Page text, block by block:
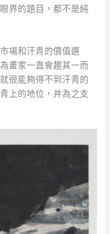
界的題目，都不是純
場和汗青的價值選
畫家一直會趨其一而
很能夠得不到汗青的
上的地位，并為之支